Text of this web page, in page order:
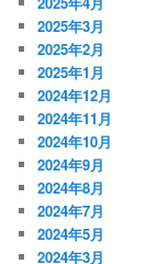
2025年3月
2025年2月
2025年1月
2024年12月
2024年11月
2024年10月
2024年9月
2024年8月
2024年7月
2024年5月
2024年3月